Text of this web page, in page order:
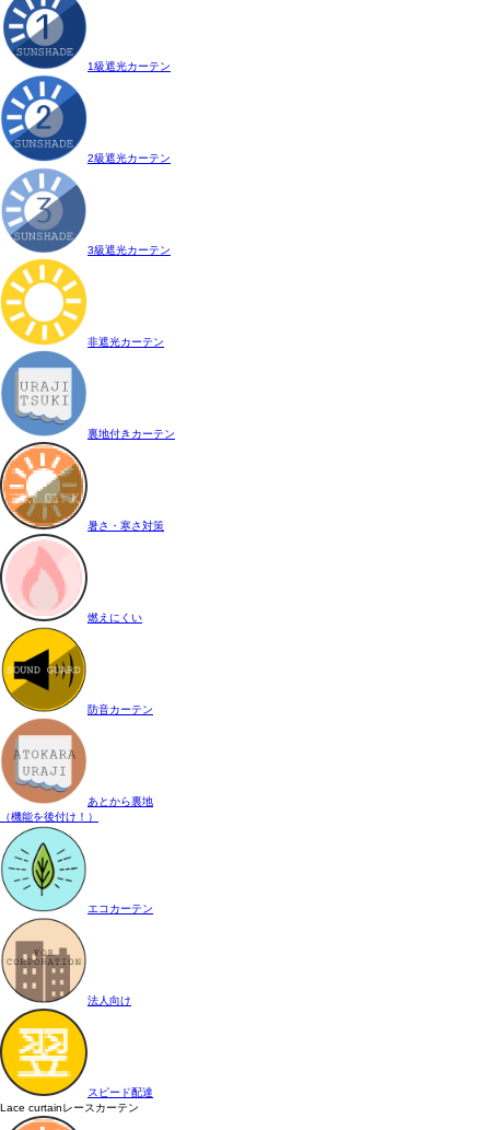
1級遮光カーテン
2級遮光カーテン
3級遮光カーテン
非遮光カーテン
裏地付きカーテン
暑さ・寒さ対策
燃えにくい
防音カーテン
あとから裏地
（機能を後付け！）
エコカーテン
法人向け
スピード配達
Lace curtainレースカーテン